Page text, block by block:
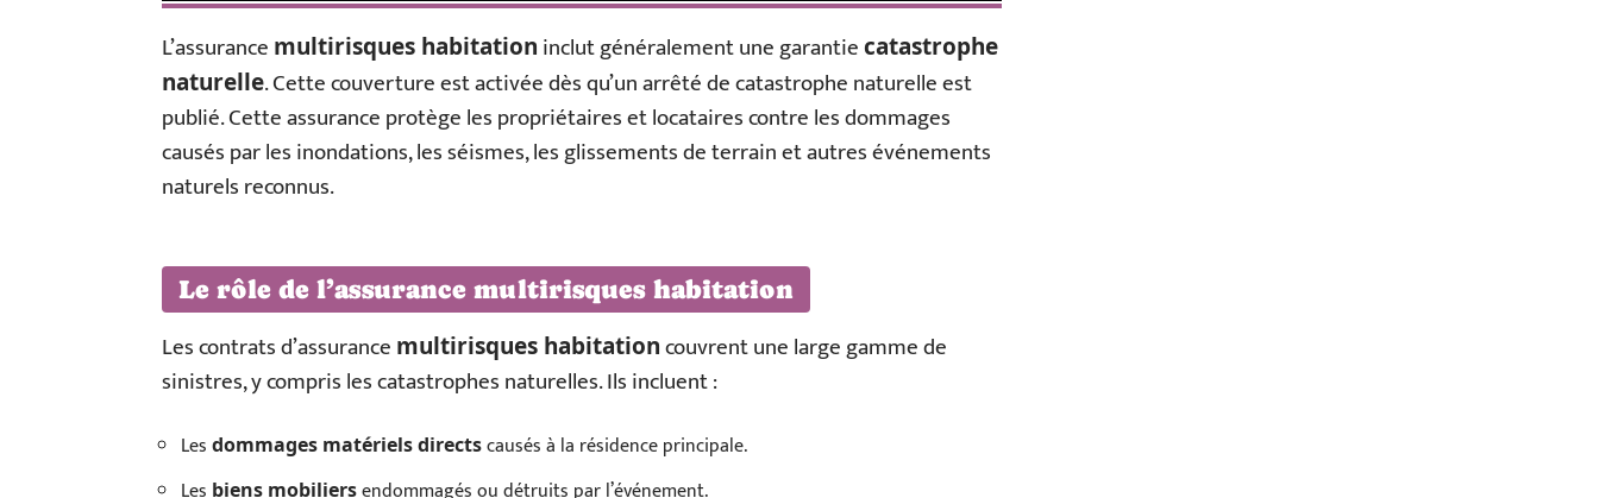
L’assurance multirisques habitation inclut généralement une garantiecatastrophe
naturelle. Cette couverture est activée dès qu’un arrêté de catastrophe naturelle est
publié. Cette assurance protège les propriétaires et locataires contre les dommages
causés par les inondations, les séismes, les glissements de terrain et autres événements
naturels reconnus.
Le rôle de l’assurance multirisques habitation
Les contrats d’assurance multirisques habitationcouvrent une large gamme de
sinistres, y compris les catastrophes naturelles. Ils incluent :
Les dommages matériels directscausés à la résidence principale.
Les biens mobiliersendommagés ou détruits par l’événement.